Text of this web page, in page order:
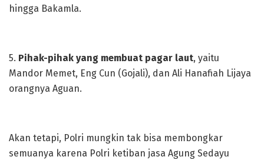
hingga Bakamla.
5. Pihak-pihak yang membuat pagar laut, yaitu
Mandor Memet, Eng Cun (Gojali), dan Ali Hanafiah Lijaya
orangnya Aguan.
Akan tetapi, Polri mungkin tak bisa membongkar
semuanya karena Polri ketiban jasa Agung Sedayu